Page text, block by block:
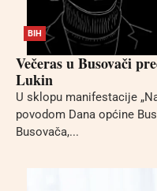
BIH
Večeras u Busovači
Lukin
U sklopu manifestacije
povodom Dana općine
Busovača,...